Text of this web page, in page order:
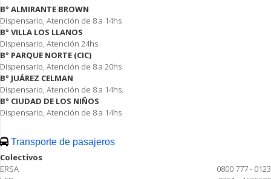
B° ALMIRANTE BROWN
Dispensario, Atención de 8 a 14hs
B° VILLA LOS LLANOS
Dispensario, Atención 24hs
B° PARQUE NORTE (CIC)
Dispensario, Atención de 8 a 20hs
B° JUÁREZ CELMAN
Dispensario, Atención de 8 a 14hs.
B° CIUDAD DE LOS NIÑOS
Dispensario, Atención de 8 a 14hs
Transporte de pasajeros
Colectivos
ERSA
0800 777 - 0123